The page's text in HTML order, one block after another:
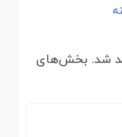
شد. بخش‌های